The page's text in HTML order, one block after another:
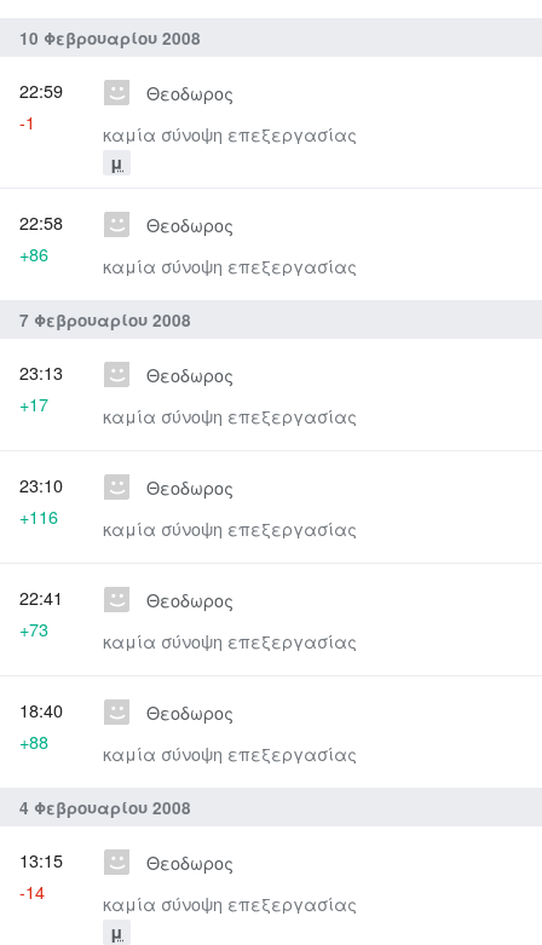
10 Φεβρουαρίου 2008
Θεοδωρος
καμία σύνοψη επεξεργασίας
μ
22:59
-1
Θεοδωρος
καμία σύνοψη επεξεργασίας
22:58
+86
7 Φεβρουαρίου 2008
Θεοδωρος
καμία σύνοψη επεξεργασίας
23:13
+17
Θεοδωρος
καμία σύνοψη επεξεργασίας
23:10
+116
Θεοδωρος
καμία σύνοψη επεξεργασίας
22:41
+73
Θεοδωρος
καμία σύνοψη επεξεργασίας
18:40
+88
4 Φεβρουαρίου 2008
Θεοδωρος
καμία σύνοψη επεξεργασίας
μ
13:15
-14